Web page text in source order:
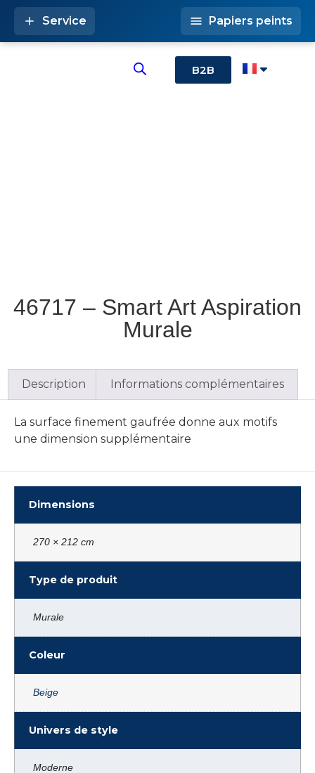
B2B
Service Papiers peints
46717 – Smart Art Aspiration
Murale
Description Informations complémentaires
La surface finement gaufrée donne aux motifs
une dimension supplémentaire
Dimensions
270 × 212 cm
Type de produit
Murale
Coleur
Beige
Univers de style
Moderne